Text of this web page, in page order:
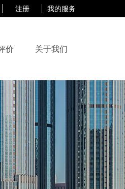
注册 我的服务
价 关于我们